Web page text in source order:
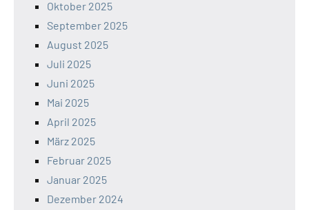
Oktober 2025
September 2025
August 2025
Juli 2025
Juni 2025
Mai 2025
April 2025
März 2025
Februar 2025
Januar 2025
Dezember 2024